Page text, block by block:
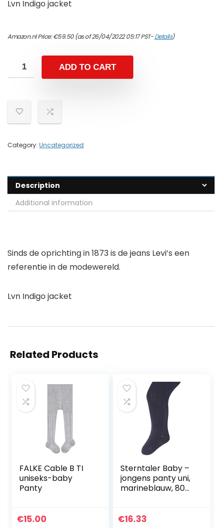
Lvn Indigo jacket
Amazon.nl Price:€59.50(as of 26/04/2022 05:17 PST-Details)
ADD TO CART
Category: Uncategorized
Description
Additional information
Sinds de oprichting in 1873 is de jeans Levi’s een
referentie in de modewereld.
Lvn Indigo jacket
Related Products
FALKE Cable B TI
uniseks-baby
Panty
€15.00
Sterntaler Baby –
jongens panty uni,
marineblauw, 80
€16.33